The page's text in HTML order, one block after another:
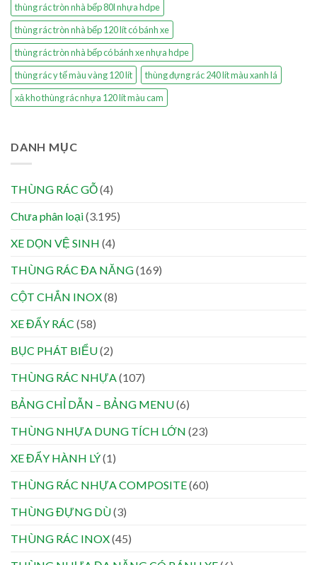
thùng rác tròn nhà bếp 80l nhựa hdpe
thùng rác tròn nhà bếp 120 lít có bánh xe
thùng rác tròn nhà bếp có bánh xe nhựa hdpe
thùng rác y tế màu vàng 120 lít
thùng đựng rác 240 lít màu xanh lá
xả kho thùng rác nhựa 120 lít màu cam
DANH MỤC
THÙNG RÁC GỖ(4)
Chưa phân loại(3.195)
XE DỌN VỆ SINH (4)
THÙNG RÁC ĐA NĂNG(169)
CỘT CHẮN INOX(8)
XE ĐẨY RÁC (58)
BỤC PHÁT BIỂU(2)
THÙNG RÁC NHỰA(107)
BẢNG CHỈ DẪN – BẢNG MENU(6)
THÙNG NHỰA DUNG TÍCH LỚN (23)
XE ĐẨY HÀNH LÝ(1)
THÙNG RÁC NHỰA COMPOSITE(60)
THÙNG ĐỰNG DÙ(3)
THÙNG RÁC INOX(45)